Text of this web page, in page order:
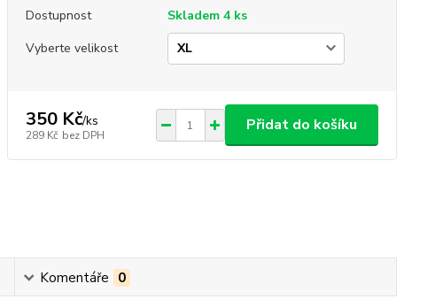
Dostupnost
Skladem 4 ks
Vyberte velikost
350 Kč/ks
289 Kč bez DPH
Přidat do košíku
Komentáře 0